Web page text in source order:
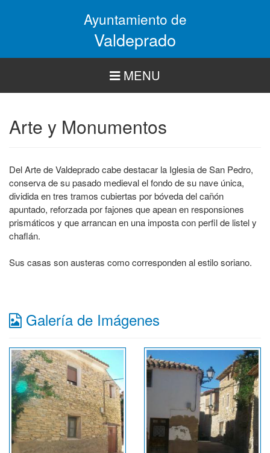
Ayuntamiento de
Valdeprado
MENU
Arte y Monumentos
Del Arte de Valdeprado cabe destacar la Iglesia de San Pedro,
conserva de su pasado medieval el fondo de su nave única,
dividida en tres tramos cubiertas por bóveda del cañón
apuntado, reforzada por fajones que apean en responsiones
prismáticos y que arrancan en una imposta con perfil de listel y
chaflán.
Sus casas son austeras como corresponden al estilo soriano.
Galería de Imágenes